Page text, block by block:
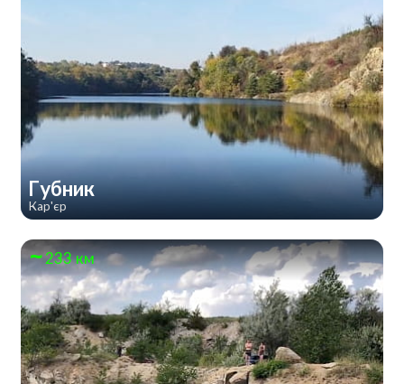
Губник
Кар'єр
233 км